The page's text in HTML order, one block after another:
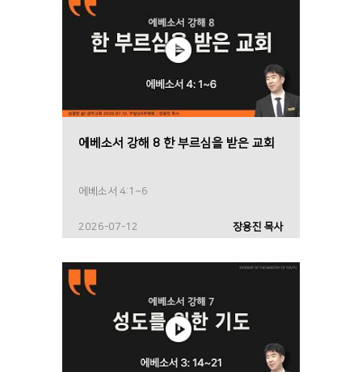
에베소서 강해 8 한 부르심을 받은 교회
에베소서 4:1~6
2026-07-12 장용진 목사